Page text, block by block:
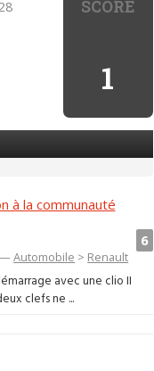
SCORE
1
à la communauté
6
—Automobile > Renault
avec une clio II
clefs ne ...